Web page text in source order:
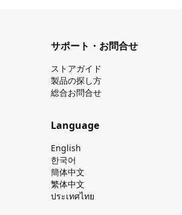
サポート・お問合せ
ストアガイド
製品の探し⽅
総合お問合せ
Language
English
한국어
簡体中文
繁体中文
ประเทศไทย